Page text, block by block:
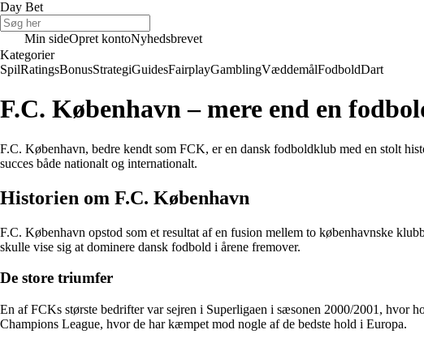
Day Bet
Min sideOpret kontoNyhedsbrevet
Kategorier
SpilRatingsBonusStrategiGuidesFairplayGamblingVæddemålFodboldDart
F.C. København – mere end en
F.C. København, bedre kendt som FCK, er en dansk fodboldklub med en stolt
succes både nationalt og internationalt.
Historien om F.C. København
F.C. København opstod som et resultat af en fusion mellem to københavnske
skulle vise sig at dominere dansk fodbold i årene fremover.
De store triumfer
En af FCKs største bedrifter var sejren i Superligaen i sæsonen 2000/2001, hvor
Champions League, hvor de har kæmpet mod nogle af de bedste hold i Europa.